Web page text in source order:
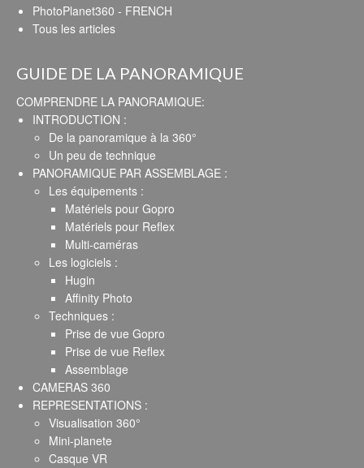
PhotoPlanet360 - FRENCH
Tous les articles
GUIDE DE LA PANORAMIQUE
COMPRENDRE LA PANORAMIQUE:
INTRODUCTION :
De la panoramique à la 360°
Un peu de technique
PANORAMIQUE PAR ASSEMBLAGE :
Les équipements :
Matériels pour Gopro
Matériels pour Reflex
Multi-caméras
Les logiciels :
Hugin
Affinity Photo
Techniques :
Prise de vue Gopro
Prise de vue Reflex
Assemblage
CAMERAS 360
REPRESENTATIONS :
Visualisation 360°
Mini-planete
Casque VR